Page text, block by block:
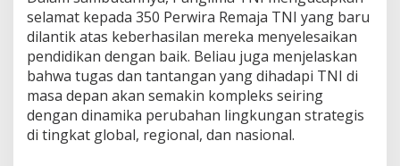
selamat kepada 350 Perwira Remaja TNI yang baru
dilantik atas keberhasilan mereka menyelesaikan
pendidikan dengan baik. Beliau juga menjelaskan
bahwa tugas dan tantangan yang dihadapi TNI di
masa depan akan semakin kompleks seiring
dengan dinamika perubahan lingkungan strategis
di tingkat global, regional, dan nasional.